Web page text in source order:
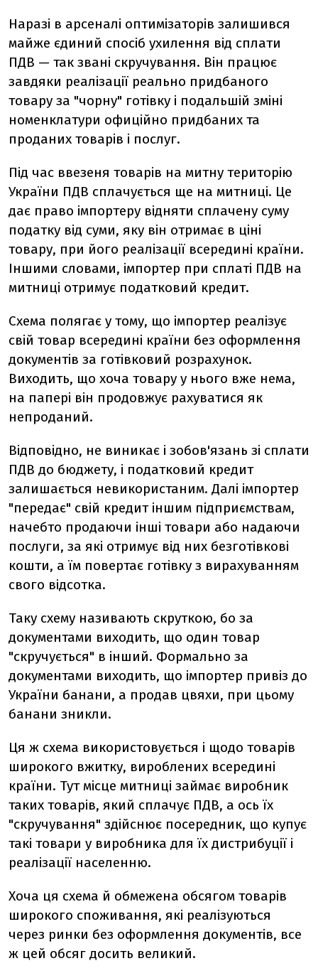
Наразі в арсеналі оптимізаторів залишився
майже єдиний спосіб ухилення від сплати
ПДВ — так звані скручування. Він працює
завдяки реалізації реально придбаного
товару за "чорну" готівку і подальшій зміні
номенклатури офиційно придбаних та
проданих товарів і послуг.
Під час ввезеня товарів на митну територію
України ПДВ сплачується ще на митниці. Це
дає право імпортеру відняти сплачену суму
податку від суми, яку він отримає в ціні
товару, при його реалізації всередині країни.
Іншими словами, імпортер при сплаті ПДВ на
митниці отримує податковий кредит.
Схема полягає у тому, що імпортер реалізує
свій товар всередині країни без оформлення
документів за готівковий розрахунок.
Виходить, що хоча товару у нього вже нема,
на папері він продовжує рахуватися як
непроданий.
Відповідно, не виникає і зобов'язань зі сплати
ПДВ до бюджету, і податковий кредит
залишається невикористаним. Далі імпортер
"передає" свій кредит іншим підприємствам,
начебто продаючи інші товари або надаючи
послуги, за які отримує від них безготівкові
кошти, а їм повертає готівку з вирахуванням
свого відсотка.
Таку схему називають скруткою, бо за
документами виходить, що один товар
"скручується" в інший. Формально за
документами виходить, що імпортер привіз до
України банани, а продав цвяхи, при цьому
банани зникли.
Ця ж схема використовується і щодо товарів
широкого вжитку, вироблених всередині
країни. Тут місце митниці займає виробник
таких товарів, який сплачує ПДВ, а ось їх
"скручування" здійснює посередник, що купує
такі товари у виробника для їх дистрибуції і
реалізації населенню.
Хоча ця схема й обмежена обсягом товарів
широкого споживання, які реалізуються
через ринки без оформлення документів, все
ж цей обсяг досить великий.